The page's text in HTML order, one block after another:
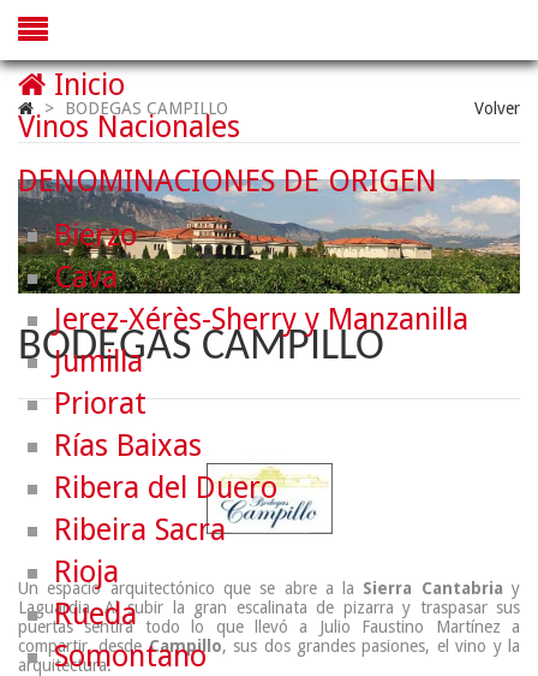
> BODEGAS CAMPILLO Volver
BODEGAS CAMPILLO
Un espacio arquitectónico que se abre a la Sierra Cantabria y
Laguardia. Al subir la gran escalinata de pizarra y traspasar sus
puertas sentirá todo lo que llevó a Julio Faustino Martínez a
compartir, desdeCampillo, sus dos grandes pasiones, el vino y la
arquitectura.
Inicio
Vinos Nacionales
DENOMINACIONES DE ORIGEN
Bierzo
Cava
Jerez-Xérès-Sherry y Manzanilla
Jumilla
Priorat
Rías Baixas
Ribera del Duero
Ribeira Sacra
Rioja
Rueda
Somontano